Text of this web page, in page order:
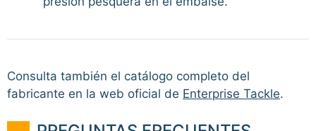
Consulta también el catálogo completo del
fabricante en la web oficial de Enterprise Tackle.